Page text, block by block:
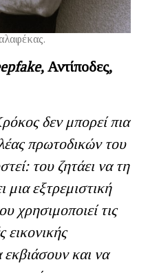
, Αντίποδες,
δεν μπορεί πια
πρωτοδικών του
του ζητάει να τη
μια εξτρεμιστική
χρησιμοποιεί τις
εικονικής
εκβιάσουν και να